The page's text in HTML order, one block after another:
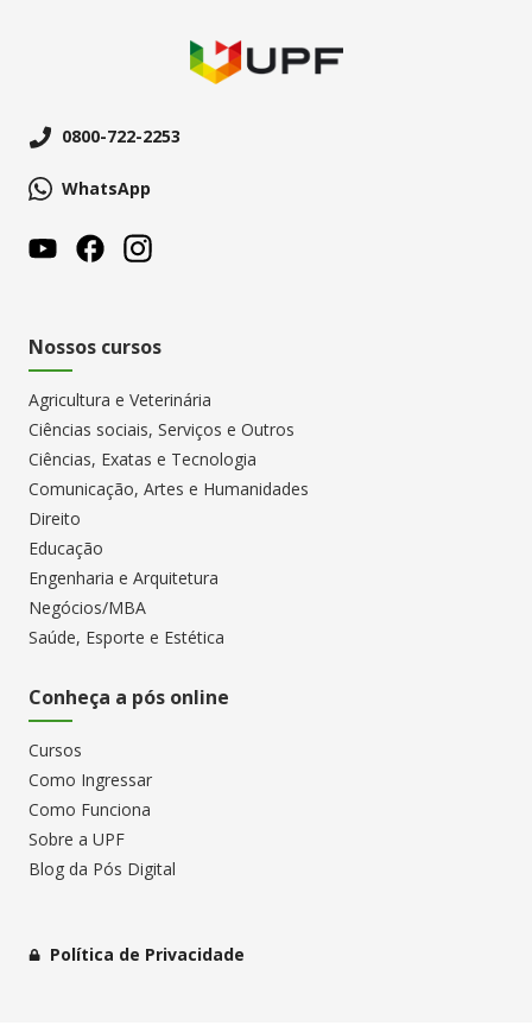
0800-722-2253
WhatsApp
Nossos cursos
Agricultura e Veterinária
Ciências sociais, Serviços e Outros
Ciências, Exatas e Tecnologia
Comunicação, Artes e Humanidades
Direito
Educação
Engenharia e Arquitetura
Negócios/MBA
Saúde, Esporte e Estética
Conheça a pós online
Cursos
Como Ingressar
Como Funciona
Sobre a UPF
Blog da Pós Digital
Política de Privacidade